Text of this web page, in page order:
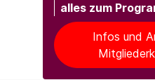
alles zum
Infos und